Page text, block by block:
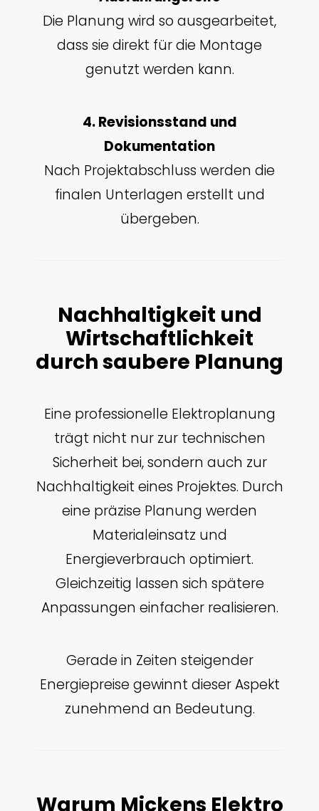
Die Planung wird so ausgearbeitet,
dass sie direkt für die Montage
genutzt werden kann.
4. Revisionsstand und
Dokumentation
Nach Projektabschluss werden die
finalen Unterlagen erstellt und
übergeben.
Nachhaltigkeit und
Wirtschaftlichkeit
durch saubere Planung
Eine professionelle Elektroplanung
trägt nicht nur zur technischen
Sicherheit bei, sondern auch zur
Nachhaltigkeit eines Projektes. Durch
eine präzise Planung werden
Materialeinsatz und
Energieverbrauch optimiert.
Gleichzeitig lassen sich spätere
Anpassungen einfacher realisieren.
Gerade in Zeiten steigender
Energiepreise gewinnt dieser Aspekt
zunehmend an Bedeutung.
Warum Mickens Elektro